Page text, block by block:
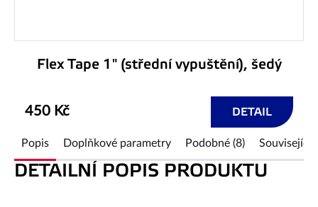
Flex Tape 1" (střední vypuštění), šedý
450 Kč DETAIL
Popis Doplňkové parametry Podobné (8) Související
DETAILNÍ POPIS PRODUKTU